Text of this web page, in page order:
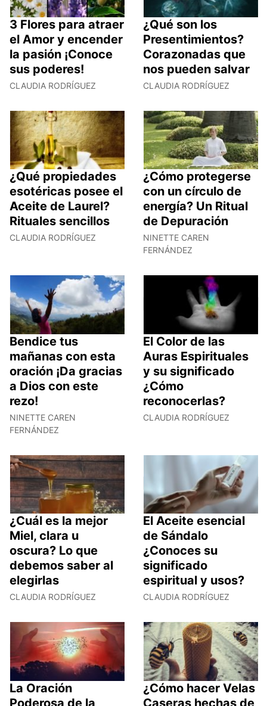
3 Flores para atraer
el Amor y encender
la pasión ¡Conoce
sus poderes!
CLAUDIA RODRÍGUEZ
¿Qué son los
Presentimientos?
Corazonadas que
nos pueden salvar
CLAUDIA RODRÍGUEZ
¿Qué propiedades
esotéricas posee el
Aceite de Laurel?
Rituales sencillos
CLAUDIA RODRÍGUEZ
¿Cómo protegerse
con un círculo de
energía? Un Ritual
de Depuración
NINETTE CAREN
FERNÁNDEZ
Bendice tus
mañanas con esta
oración ¡Da gracias
a Dios con este
rezo!
NINETTE CAREN
FERNÁNDEZ
El Color de las
Auras Espirituales
y su significado
¿Cómo
reconocerlas?
CLAUDIA RODRÍGUEZ
¿Cuál es la mejor
Miel, clara u
oscura? Lo que
debemos saber al
elegirlas
CLAUDIA RODRÍGUEZ
El Aceite esencial
de Sándalo
¿Conoces su
significado
espiritual y usos?
CLAUDIA RODRÍGUEZ
La Oración
Poderosa de la
¿Cómo hacer Velas
Caseras hechas de